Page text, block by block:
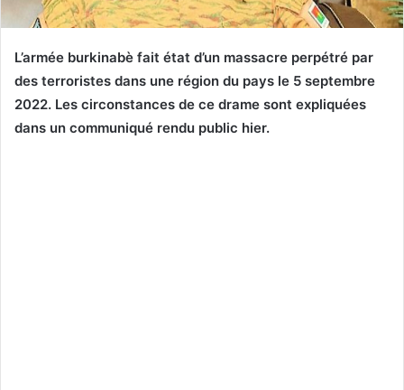
L’armée burkinabè fait état d’un massacre perpétré par
des terroristes dans une région du pays le 5 septembre
2022. Les circonstances de ce drame sont expliquées
dans un communiqué rendu public hier.